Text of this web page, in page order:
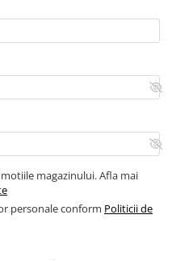
rapid shutdown
magazinului. Afla mai
personale conform Politicii de